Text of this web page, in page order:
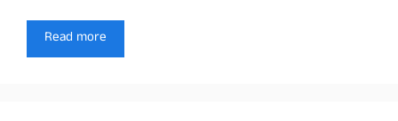
Read more